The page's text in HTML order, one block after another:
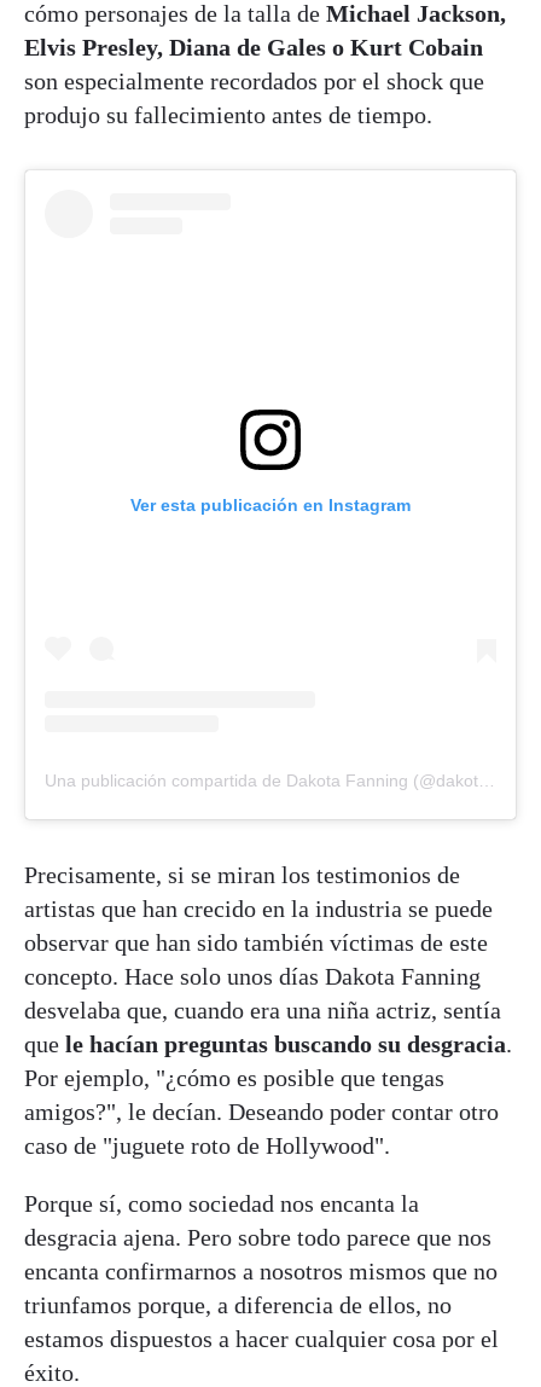
cómo personajes de la talla de Michael Jackson,
Elvis Presley, Diana de Gales o Kurt Cobain
son especialmente recordados por el shock que
produjo su fallecimiento antes de tiempo.
Ver esta publicación en Instagram
Precisamente, si se miran los testimonios de
artistas que han crecido en la industria se puede
observar que han sido también víctimas de este
concepto. Hace solo unos días Dakota Fanning
desvelaba que, cuando era una niña actriz, sentía
que le hacían preguntas buscando su desgracia.
Por ejemplo, "¿cómo es posible que tengas
amigos?", le decían. Deseando poder contar otro
caso de "juguete roto de Hollywood".
Porque sí, como sociedad nos encanta la
desgracia ajena. Pero sobre todo parece que nos
encanta confirmarnos a nosotros mismos que no
triunfamos porque, a diferencia de ellos, no
estamos dispuestos a hacer cualquier cosa por el
éxito.